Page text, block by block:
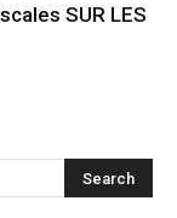
SUR LES